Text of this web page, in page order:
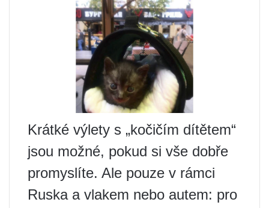
Krátké výlety s „kočičím dítětem“
jsou možné, pokud si vše dobře
promyslíte. Ale pouze v rámci
Ruska a vlakem nebo autem: pro